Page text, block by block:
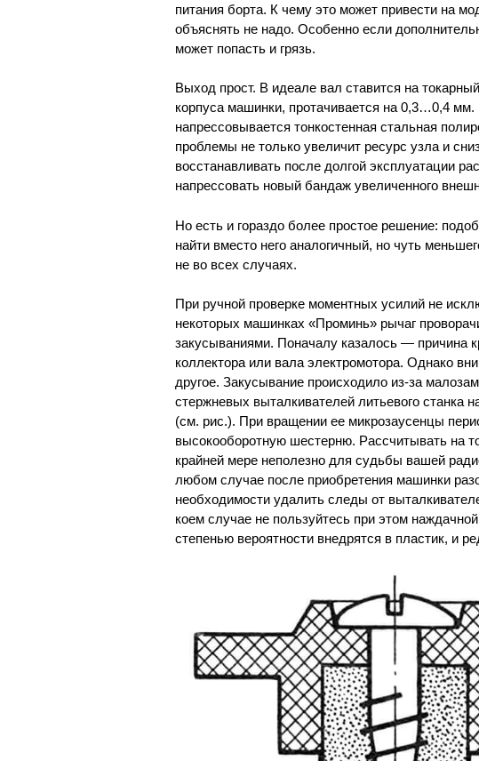
питания борта. К чему это может привести на
объяснять не надо. Особенно если
может попасть и грязь.
Выход прост. В идеале вал ставится на
корпуса машинки, протачивается на 0,3…0,4
напрессовывается тонкостенная стальная
проблемы не только увеличит ресурс узла и
восстанавливать после долгой эксплуатации
напрессовать новый бандаж увеличенного
Но есть и гораздо более простое решение:
найти вместо него аналогичный, но чуть
не во всех случаях.
При ручной проверке моментных усилий не
некоторых машинках «Проминь» рычаг
закусываниями. Поначалу казалось — причина
коллектора или вала электромотора. Однако
другое. Закусывание происходило из-за
стержневых выталкивателей литьевого станка
(см. рис.). При вращении ее микрозаусенцы
высокооборотную шестерню. Рассчитывать на
крайней мере неполезно для судьбы вашей
любом случае после приобретения машинки
необходимости удалить следы от
коем случае не пользуйтесь при этом
степенью вероятности внедрятся в пластик, и